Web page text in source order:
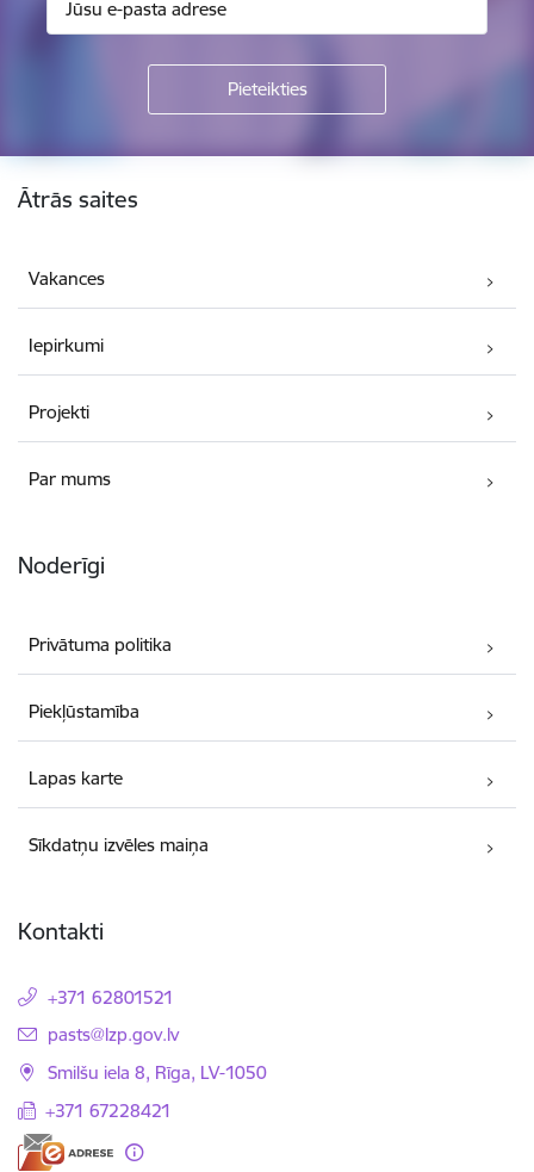
Kājene
Ātrās saites
Vakances
Iepirkumi
Projekti
Par mums
Noderīgi
Privātuma politika
Piekļūstamība
Lapas karte
Sīkdatņu izvēles maiņa
Kontakti
+371 62801521
E-pasts:
pasts@lzp.gov.lv
Smilšu iela 8, Rīga, LV-1050
+371 67228421